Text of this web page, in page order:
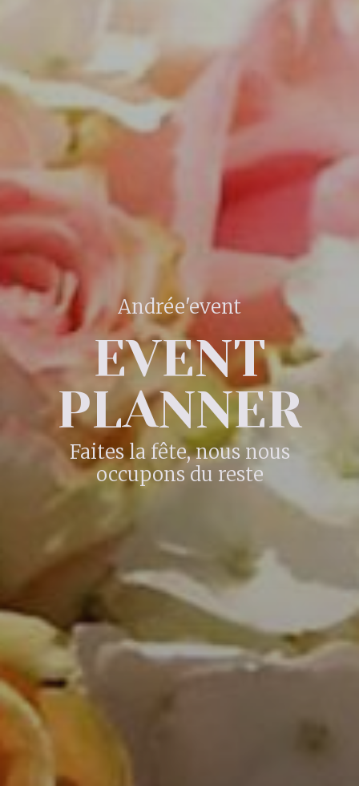
Andrée'event
EVENT
PLANNER
Faites la fête, nous nous
occupons du reste